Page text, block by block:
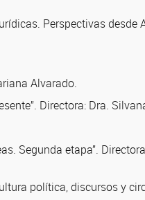
Perspectivas desde
Alvarado.
Directora: Dra.
Segunda etapa”.
política, discursos y